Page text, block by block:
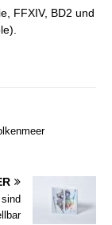
FFXIV, BD2 und